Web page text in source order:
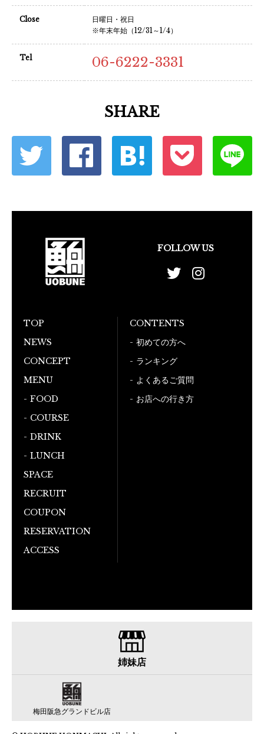
Close
日曜日・祝日
※年末年始（12/31～1/4）
Tel 06-6222-3331
SHARE
FOLLOW US
TOP
NEWS
CONCEPT
MENU
FOOD
COURSE
DRINK
LUNCH
SPACE
CONTENTS
初めての方へ
ランキング
よくあるご質問
お店への行き方
RECRUIT
COUPON
RESERVATION
ACCESS
姉妹店
梅田阪急グランドビル店